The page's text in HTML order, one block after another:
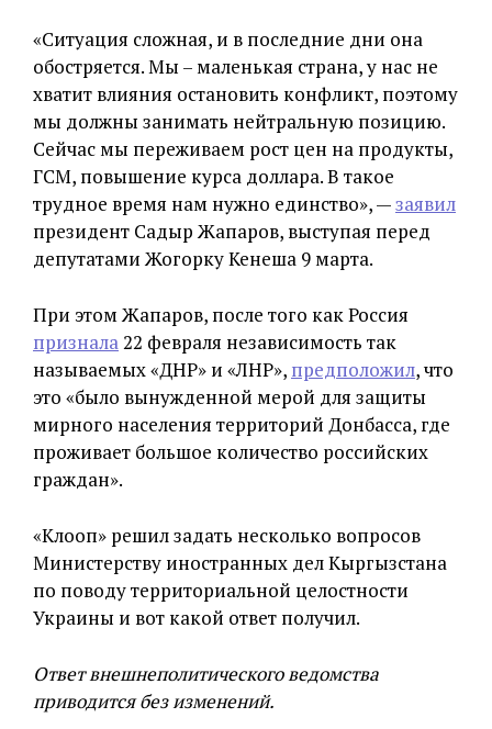
«Ситуация сложная, и в последние дни она
обостряется. Мы – маленькая страна, у нас не
хватит влияния остановить конфликт, поэтому
мы должны занимать нейтральную позицию.
Сейчас мы переживаем рост цен на продукты,
ГСМ, повышение курса доллара. В такое
трудное время нам нужно единство», —заявил
президент Садыр Жапаров, выступая перед
депутатами Жогорку Кенеша 9 марта.
При этом Жапаров, после того как Россия
признала22 февраля независимость так
называемых «ДНР» и «ЛНР», предположил, что
это «было вынужденной мерой для защиты
мирного населения территорий Донбасса, где
проживает большое количество российских
граждан».
«Клооп» решил задать несколько вопросов
Министерству иностранных дел Кыргызстана
по поводу территориальной целостности
Украины и вот какой ответ получил.
Ответ внешнеполитического ведомства
приводится без изменений.